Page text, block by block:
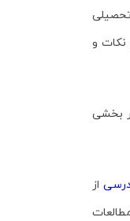
نکات و
بخشی
از